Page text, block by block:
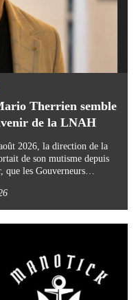
Therrien semble
de la LNAH
2026, la direction de la
de son mutisme depuis
que les Gouverneurs…